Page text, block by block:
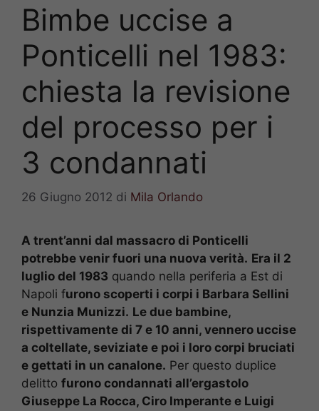
Bimbe uccise a
Ponticelli nel 1983:
chiesta la revisione
del processo per i
3 condannati
26 Giugno 2012 di Mila Orlando
A trent’anni dal massacro di Ponticelli
potrebbe venir fuori una nuova verità. Era il 2
luglio del 1983 quando nella periferia a Est di
Napoli furono scoperti i corpi i Barbara Sellini
e Nunzia Munizzi. Le due bambine,
rispettivamente di 7 e 10 anni, vennero uccise
a coltellate, seviziate e poi i loro corpi bruciati
e gettati in un canalone. Per questo duplice
delitto furono condannati all’ergastolo
Giuseppe La Rocca, Ciro Imperante e Luigi